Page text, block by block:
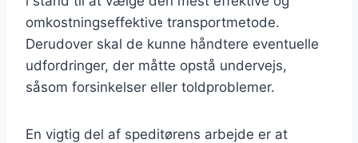
omkostningseffektive transportmetode.
Derudover skal de kunne håndtere eventuelle
udfordringer, der måtte opstå undervejs,
såsom forsinkelser eller toldproblemer.
En vigtig del af speditørens arbejde er at